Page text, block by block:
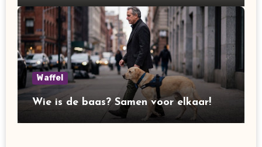
Waffel
Wie is de baas? Samen voor elkaar!